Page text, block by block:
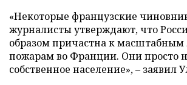
«Некоторые французские
журналисты утверждают, что
образом причастна к
пожарам во Франции. Они просто
собственное население», – заявил